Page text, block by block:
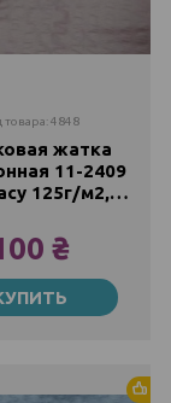
товара: 4848
жатка
11-2409
125г/м2,
₴
Метр